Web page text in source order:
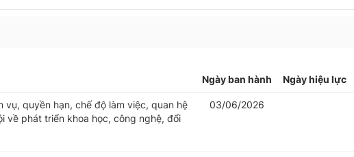
Ngày ban hành Ngày hiệu lực
quyền hạn, chế độ làm việc, quan hệ
về phát triển khoa học, công nghệ, đổi
03/06/2026